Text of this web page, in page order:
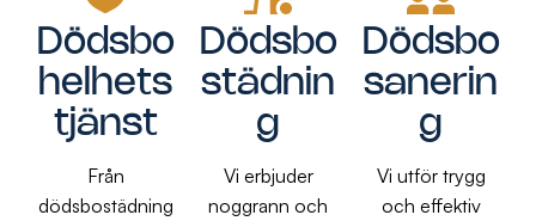
Dödsbo
helhets
tjänst
Från
dödsbostädning
Dödsbo
städnin
g
Vi erbjuder
noggrann och
Dödsbo
sanerin
g
Vi utför trygg
och effektiv